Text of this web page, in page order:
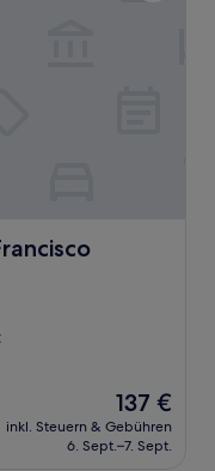
Airport South by IHG
Der
Preis
beträgt
137 €
inkl. Steuern & Gebühren
6. Sept.–7. Sept.